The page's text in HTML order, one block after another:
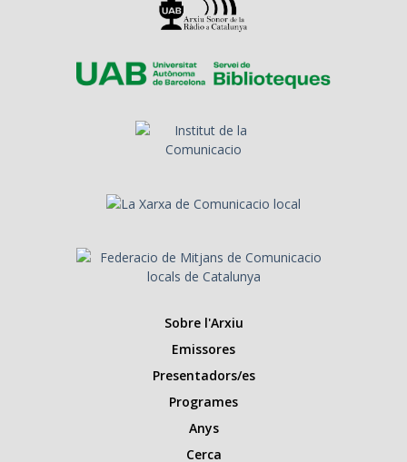
Sobre l'Arxiu
Emissores
Presentadors/es
Programes
Anys
Cerca